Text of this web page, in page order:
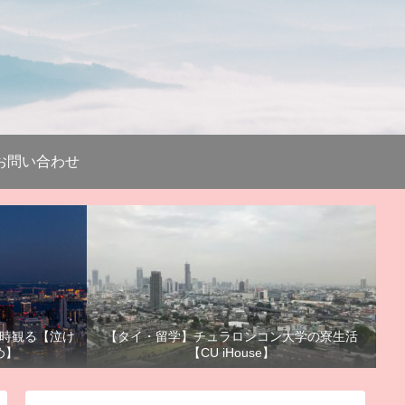
問い合わせ
観る【泣け
【タイ・留学】チュラロンコン大学の寮生活
【CU iHouse】